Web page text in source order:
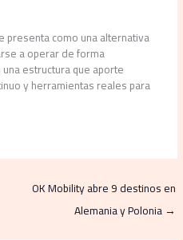
presenta como una alternativa
a operar de forma
estructura que aporte
y herramientas reales para
OK Mobility abre 9 destinos en
Alemania y Polonia→